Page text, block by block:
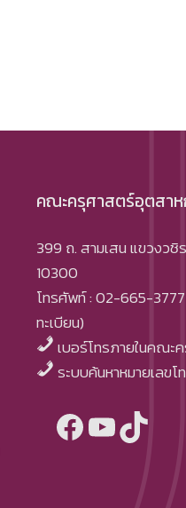
คณะครุศาสตร์อุตสา
399 ถ. สามเสน แขวงว
10300
โทรศัพท์ : 02-665-3777
ทะเบียน)
เบอร์โทรภายในคณะ
ระบบค้นหาหมายเลข
Facebook
YouTube
TikTok